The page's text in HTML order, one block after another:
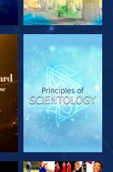
UDFORSK
SERIEN